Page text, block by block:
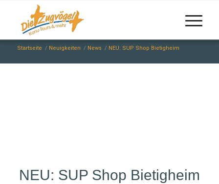
Startseite / Neuigkeiten / News / NEU: SUP Shop Bietigheim
NEU: SUP Shop Bietigheim